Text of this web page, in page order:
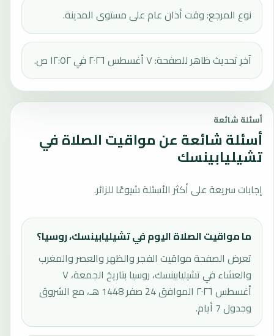
نوع المرجع: وقت أذان عام على مستوى المدينة.
آخر تحديث ظاهر للصفحة: ٧ أغسطس ٢٠٢٦ في ١٢:٥٢ ص.
أسئلة شائعة
أسئلة شائعة عن مواقيت الصلاة في
تشيليابينسك
إجابات سريعة على أكثر الأسئلة شيوعًا للزائر.
ما مواقيت الصلاة اليوم في تشيليابينسك، روسيا؟
تعرض الصفحة مواقيت الفجر والظهر والعصر والمغرب
والعشاء في تشيليابينسك، روسيا بتاريخ الجمعة، ٧
أغسطس ٢٠٢٦ الموافق 24 صفر 1448 هـ، مع الشروق
وجدول 7 أيام.